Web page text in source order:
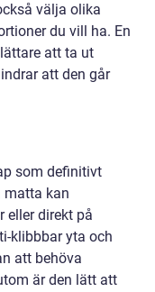
välja olika
du vill ha. En
att ta ut
att den går
som definitivt
matta kan
eller direkt på
klibbbar yta och
att behöva
är den lätt att